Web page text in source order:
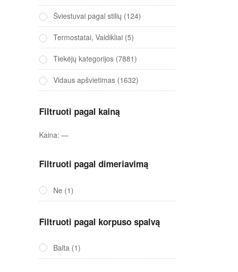
Šviestuvai pagal stilių (124)
Termostatai, Valdikliai (5)
Tiekėjų kategorijos (7881)
Vidaus apšvietimas (1632)
Filtruoti pagal kainą
Kaina: —
Filtruoti pagal dimeriavimą
Ne (1)
Filtruoti pagal korpuso spalvą
Balta (1)